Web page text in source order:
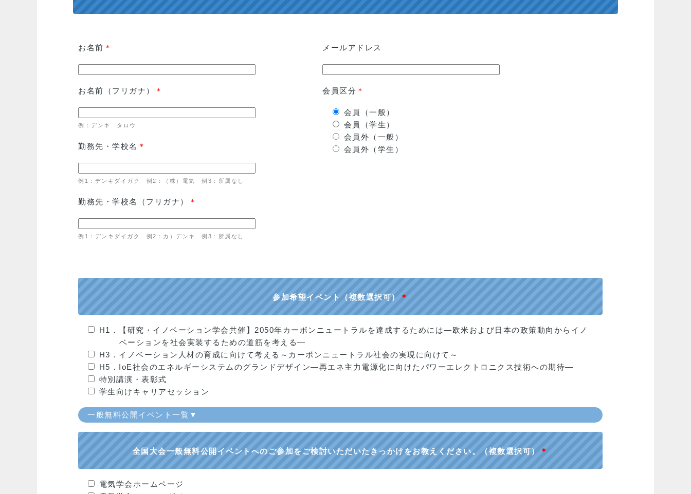
お名前 ＊
お名前（フリガナ） ＊
例：デンキ タロウ
勤務先・学校名 ＊
例1：デンキダイガク 例2：（株）電気 例3：所属なし
勤務先・学校名（フリガナ） ＊
例1：デンキダイガク 例2：カ）デンキ 例3：所属なし
メールアドレス
会員区分 ＊
会員（一般）
会員（学生）
会員外（一般）
会員外（学生）
参加希望イベント（複数選択可） ＊
H1．【研究・イノベーション学会共催】2050年カーボンニュートラルを達成するためには―欧米および日本の政策動向からイノ
ベーションを社会実装するための道筋を考える―
H3．イノベーション人材の育成に向けて考える～カーボンニュートラル社会の実現に向けて～
H5．IoE社会のエネルギーシステムのグランドデザイン―再エネ主力電源化に向けたパワーエレクトロニクス技術への期待―
特別講演・表彰式
学生向けキャリアセッション
一般無料公開イベント一覧▼
全国大会一般無料公開イベントへのご参加をご検討いただいたきっかけをお教えください。（複数選択可） ＊
電気学会ホームページ